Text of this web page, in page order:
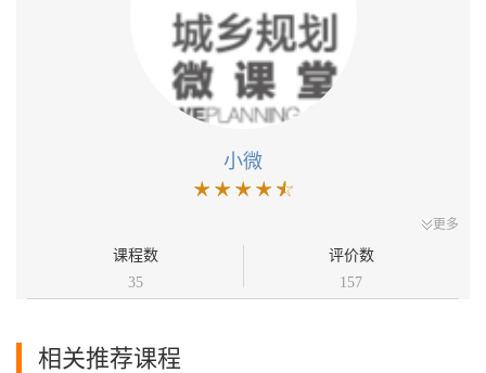
小微
更多
课程数
35
评价数
157
相关推荐课程